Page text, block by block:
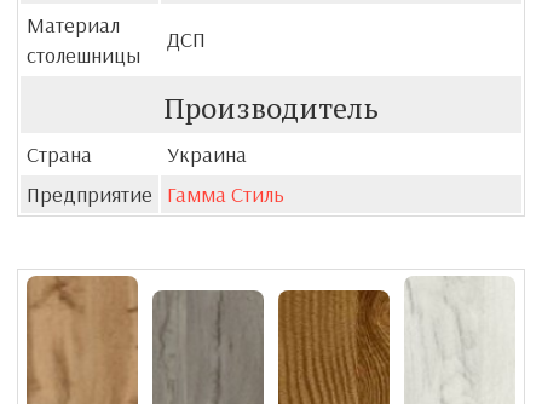
Материал
столешницы
ДСП
Производитель
Страна
Украина
Предприятие
Гамма Стиль